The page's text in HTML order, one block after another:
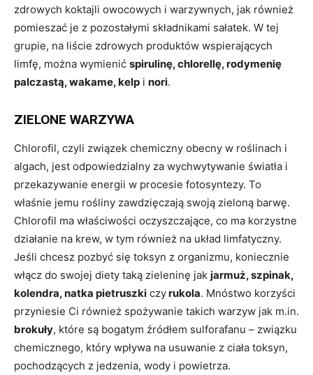
zdrowych koktajli owocowych i warzywnych, jak również
pomieszać je z pozostałymi składnikami sałatek. W tej
grupie, na liście zdrowych produktów wspierających
limfę, można wymienić spirulinę, chlorellę,rodymenię
palczastą, wakame, kelp i nori.
ZIELONE WARZYWA
Chlorofil, czyli związek chemiczny obecny w roślinach i
algach, jest odpowiedzialny za wychwytywanie światła i
przekazywanie energii w procesie fotosyntezy. To
właśnie jemu rośliny zawdzięczają swoją zieloną barwę.
Chlorofil ma właściwości oczyszczające, co ma korzystne
działanie na krew, w tym również na układ limfatyczny.
Jeśli chcesz pozbyć się toksyn z organizmu, koniecznie
włącz do swojej diety taką zieleninę jak jarmuż, szpinak,
kolendra, natka pietruszki czyrukola. Mnóstwo korzyści
przyniesie Ci również spożywanie takich warzyw jak m.in.
brokuły, które są bogatym źródłem sulforafanu – związku
chemicznego, który wpływa na usuwanie z ciała toksyn,
pochodzących z jedzenia, wody i powietrza.